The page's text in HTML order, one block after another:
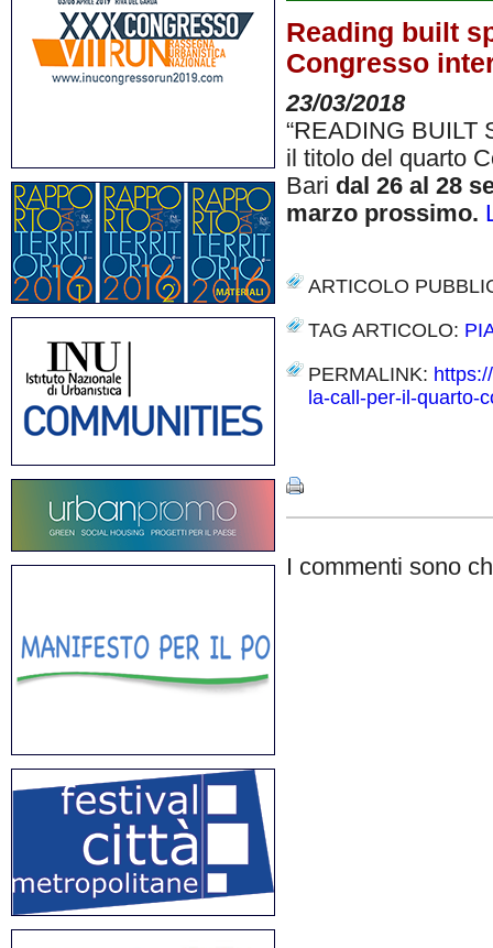
Reading built
Congresso
23/03/2018
“READING BUILT
il titolo del quarto
Bari dal 26 al 28
marzo prossimo.
ARTICOLO
TAG ARTICOLO:
PERMALINK:
la-call-per-il-quarto-
I commenti sono